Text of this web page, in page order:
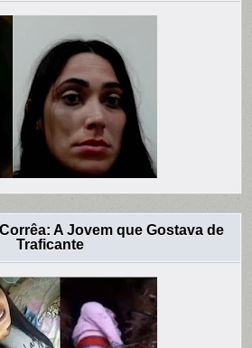
A Jovem que Gostava de
Traficante